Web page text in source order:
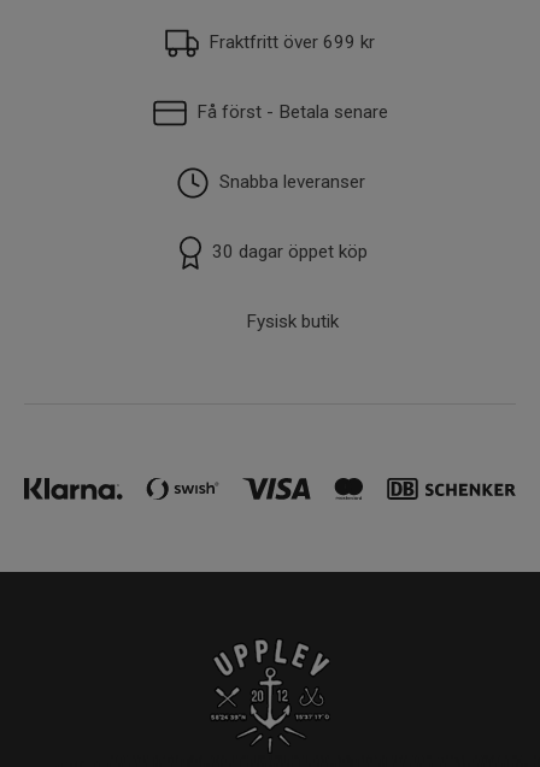
Fraktfritt över 699 kr
Få först - Betala senare
Snabba leveranser
30 dagar öppet köp
Fysisk butik